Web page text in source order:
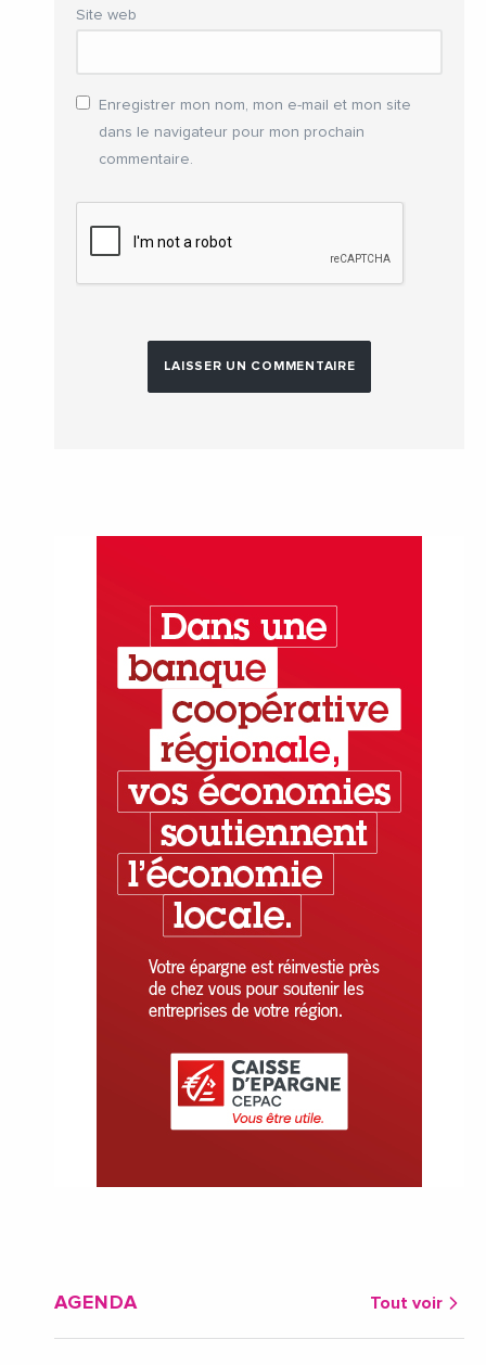
Site web
Enregistrer mon nom, mon e-mail et mon site
dans le navigateur pour mon prochain
commentaire.
AGENDA Tout voir